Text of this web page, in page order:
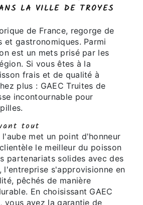
LA VILLE DE TROYES
de France, regorge de
et gastronomiques. Parmi
est un mets prisé par les
Si vous êtes à la
frais et de qualité à
plus : GAEC Truites de
incontournable pour
tout
l'aube met un point d'honneur
le meilleur du poisson
partenariats solides avec des
l'entreprise s'approvisionne en
pêchés de manière
En choisissant GAEC
vous avez la garantie de